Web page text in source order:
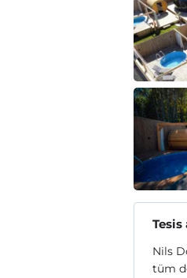
Tesis
Nils
tüm